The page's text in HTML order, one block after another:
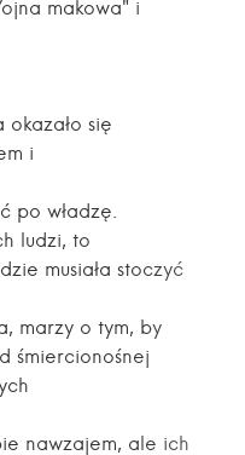
makowa" i
się
i
po władzę.
ludzi, to
musiała stoczyć
marzy o tym, by
śmiercionośnej
nawzajem, ale ich